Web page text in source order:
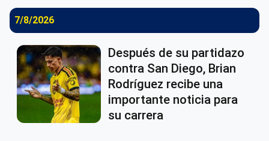
7/8/2026
Después de su partidazo
contra San Diego, Brian
Rodríguez recibe una
importante noticia para
su carrera